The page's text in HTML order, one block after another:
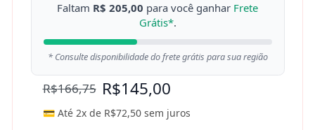
Faltam R$ 205,00 para você ganhar Frete
Grátis*.
* Consulte disponibilidade do frete grátis para sua região
R$166,75 R$145,00
💳 Até 2x de R$72,50sem juros